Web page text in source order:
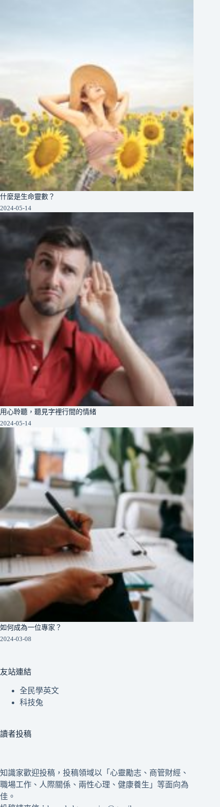
什麼是生命靈數？
2024-05-14
用心聆聽，聽見字裡行間的情緒
2024-05-14
如何成為一位專家？
2024-03-08
友站連結
全民學英文
科技兔
讀者投稿
知識家歡迎投稿，投稿領域以「心靈勵志、商管財經、
職場工作、人際關係、兩性心理、健康養生」等面向為
佳。